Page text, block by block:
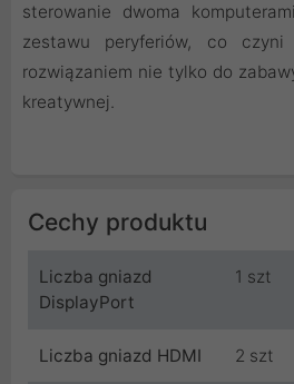
sterowanie dwoma
zestawu peryferiów, co
rozwiązaniem nie tylko do
kreatywnej.
Cechy produktu
Liczba gniazd
DisplayPort
1 szt
Liczba gniazd HDMI 2 szt